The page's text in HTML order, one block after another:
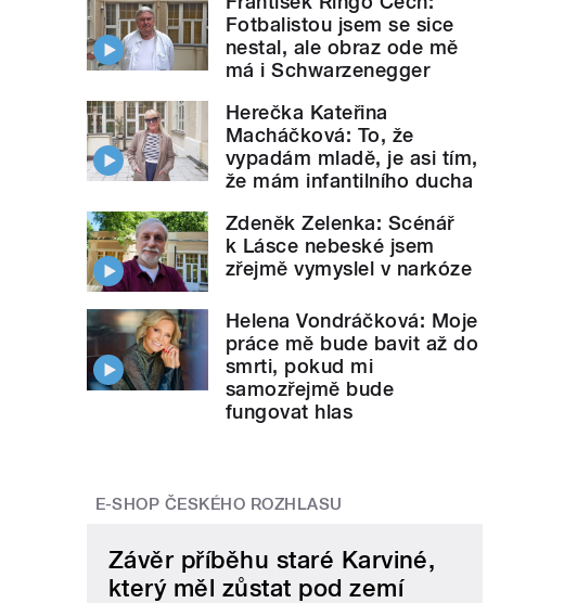
Fotbalistou jsem se sice
nestal, ale obraz ode mě
má i Schwarzenegger
Herečka Kateřina
Macháčková: To, že
vypadám mladě, je asi tím,
že mám infantilního ducha
Zdeněk Zelenka: Scénář
k Lásce nebeské jsem
zřejmě vymyslel v narkóze
Helena Vondráčková: Moje
práce mě bude bavit až do
smrti, pokud mi
samozřejmě bude
fungovat hlas
E-SHOP ČESKÉHO ROZHLASU
Závěr příběhu staré Karviné,
který měl zůstat pod zemí